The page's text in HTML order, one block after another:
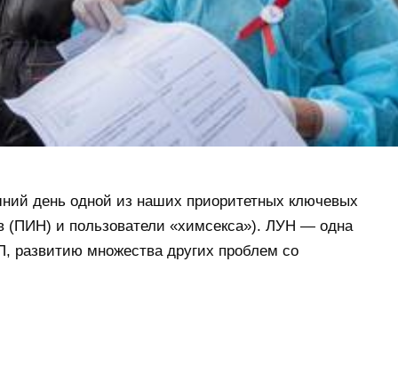
день одной из наших приоритетных ключевых
(ПИН) и пользователи «химсекса»). ЛУН — одна
множества других проблем со